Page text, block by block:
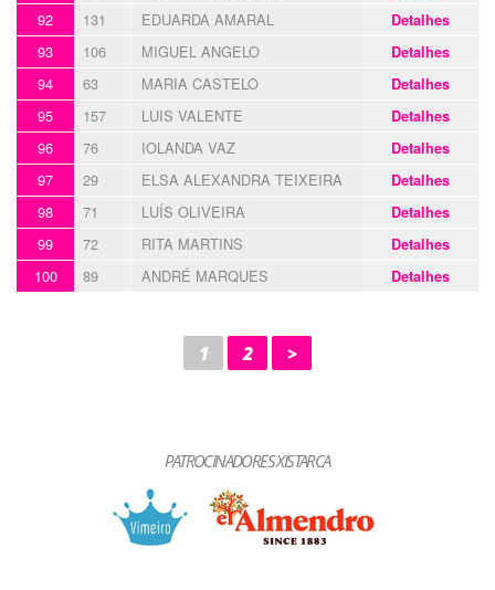
92 131 EDUARDA AMARAL Detalhes
93 106 MIGUEL ANGELO Detalhes
94 63 MARIA CASTELO Detalhes
95 157 LUIS VALENTE Detalhes
96 76 IOLANDA VAZ Detalhes
97 29 ELSA ALEXANDRA TEIXEIRA Detalhes
98 71 LUÍS OLIVEIRA Detalhes
99 72 RITA MARTINS Detalhes
100 89 ANDRÉ MARQUES Detalhes
1 2 >
PATROCINADORES XISTARCA